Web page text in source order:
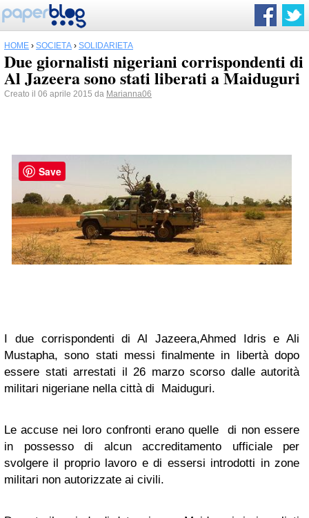
HOME › SOCIETÀ › SOLIDARIETÀ
Due giornalisti nigeriani corrispondenti di
Al Jazeera sono stati liberati a Maiduguri
Creato il 06 aprile 2015 da Marianna06
I due corrispondenti di Al Jazeera,Ahmed Idris e Ali
Mustapha, sono stati messi finalmente in libertà dopo
essere stati arrestati il 26 marzo scorso dalle autorità
militari nigeriane nella città di Maiduguri.
Le accuse nei loro confronti erano quelle di non essere
in possesso di alcun accreditamento ufficiale per
svolgere il proprio lavoro e di essersi introdotti in zone
militari non autorizzate ai civili.
Save